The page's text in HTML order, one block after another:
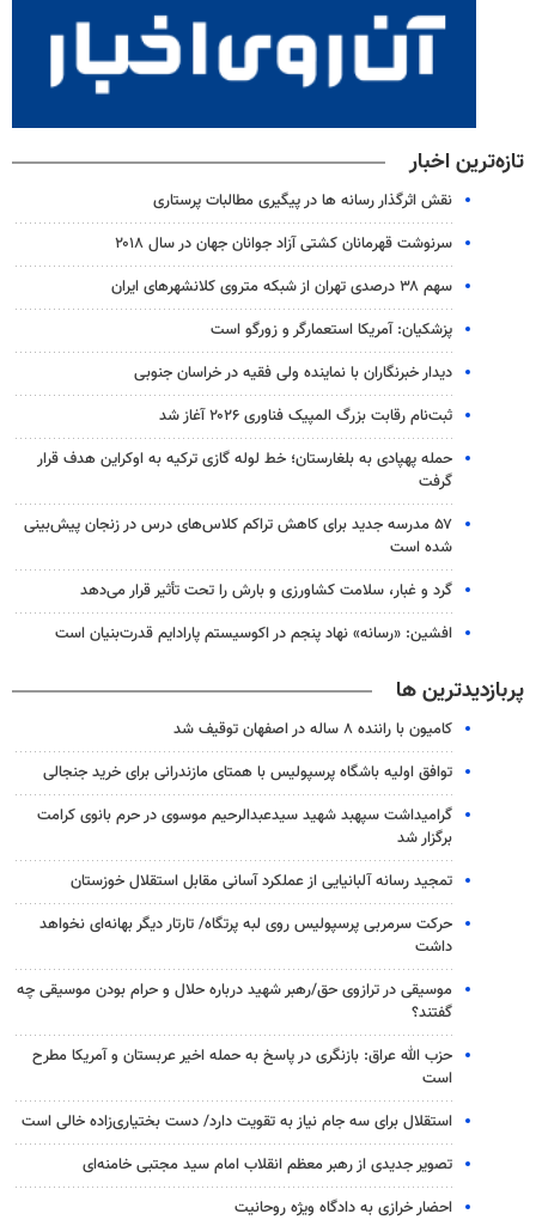
تازه‌ترین اخبار
نقش اثرگذار رسانه ها در پیگیری مطالبات پرستاری
سرنوشت قهرمانان کشتی آزاد جوانان جهان در سال ۲۰۱۸
سهم ۳۸ درصدی تهران از شبکه متروی کلانشهرهای ایران
پزشکیان: آمریکا استعمارگر و زورگو است
دیدار خبرنگاران با نماینده ولی فقیه در خراسان جنوبی
ثبت‌نام رقابت بزرگ المپیک فناوری ۲۰۲۶ آغاز شد
حمله پهپادی به بلغارستان؛ خط لوله گازی ترکیه به اوکراین هدف قرار
گرفت
۵۷ مدرسه جدید برای کاهش تراکم کلاس‌های درس در زنجان پیش‌بینی
شده است
گرد و غبار، سلامت کشاورزی و بارش را تحت تأثیر قرار می‌دهد
افشین: «رسانه» نهاد پنجم در اکوسیستم پارادایم قدرت‌بنیان است
پربازدیدترین ها
کامیون با راننده ۸ ساله در اصفهان توقیف شد
توافق اولیه باشگاه پرسپولیس با همتای مازندرانی برای خرید جنجالی
گرامیداشت سپهبد شهید سیدعبدالرحیم موسوی در حرم بانوی کرامت
برگزار شد
تمجید رسانه آلبانیایی از عملکرد آسانی مقابل استقلال خوزستان
حرکت سرمربی پرسپولیس روی لبه پرتگاه/ تارتار دیگر بهانه‌ای نخواهد
داشت
موسیقی در ترازوی حق/رهبر شهید درباره حلال و حرام بودن موسیقی چه
گفتند؟
حزب الله عراق: بازنگری در پاسخ به حمله اخیر عربستان و آمریکا مطرح
است
استقلال برای سه جام نیاز به تقویت دارد/ دست بختیاری‌زاده خالی است
تصویر جدیدی از رهبر معظم انقلاب امام سید مجتبی خامنه‌ای
احضار خرازی به دادگاه ویژه روحانیت